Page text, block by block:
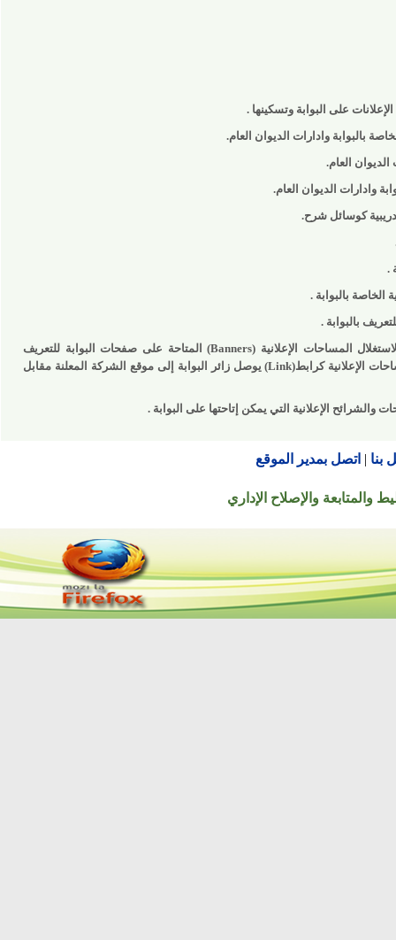
على البوابة وتسكينها .
وادارات الديوان العام.
العام.
الديوان العام.
كوسائل شرح.
بالبوابة .
.
المساحات الإعلانية (Banners) المتاحة على صفحات البوابة للتعريف
كرابط(Link) يوصل زائر البوابة إلى موقع الشركة المعلنة مقابل
الإعلانية التي يمكن إتاحتها على البوابة .
| اتصل بمدير الموقع
والإصلاح الإداري